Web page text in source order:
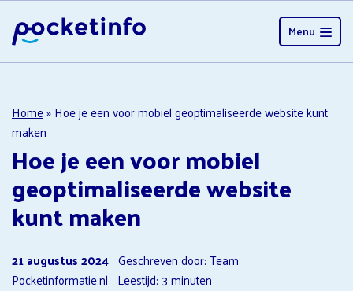
Menu
Home»Hoe je een voor mobiel geoptimaliseerde website kunt
maken
Hoe je een voor mobiel
geoptimaliseerde website
kunt maken
21 augustus 2024 Geschreven door: Team
Pocketinformatie.nl Leestijd:3minuten